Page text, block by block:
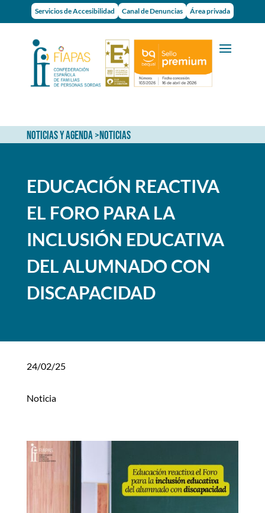
Servicios de Accesibilidad Canal de Denuncias Área privada
NOTICIAS Y AGENDA>NOTICIAS
EDUCACIÓN REACTIVA
EL FORO PARA LA
INCLUSIÓN EDUCATIVA
DEL ALUMNADO CON
DISCAPACIDAD
24/02/25
Noticia